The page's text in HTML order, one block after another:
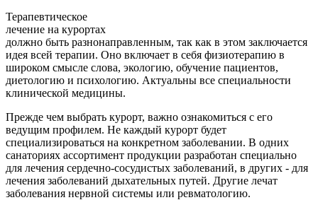
Терапевтическое
лечение на курортах
должно быть разнонаправленным, так как в этом заключается
идея всей терапии. Оно включает в себя физиотерапию в
широком смысле слова, экологию, обучение пациентов,
диетологию и психологию. Актуальны все специальности
клинической медицины.
Прежде чем выбрать курорт, важно ознакомиться с его
ведущим профилем. Не каждый курорт будет
специализироваться на конкретном заболевании. В одних
санаториях ассортимент продукции разработан специально
для лечения сердечно-сосудистых заболеваний, в других - для
лечения заболеваний дыхательных путей. Другие лечат
заболевания нервной системы или ревматологию.